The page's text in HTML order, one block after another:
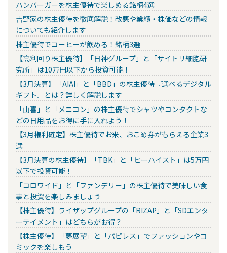
ハンバーガーを株主優待で楽しめる銘柄4選
吉野家の株主優待を徹底解説！改悪や業績・株価などの情報
についても紹介します
株主優待でコーヒーが飲める！銘柄3選
【高利回り株主優待】「日神グループ」と「サイトリ細胞研
究所」は10万円以下から投資可能！
【3月決算】「AIAI」と「BBD」の株主優待『選べるデジタル
ギフト』とは？詳しく解説します
「山喜」と「メニコン」の株主優待でシャツやコンタクトな
どの日用品をお得に手に入れよう！
【3月権利確定】株主優待でお米、おこめ券がもらえる企業3
選
【3月決算の株主優待】「TBK」と「ヒーハイスト」は5万円
以下で投資可能！
「コロワイド」と「ファンデリー」の株主優待で美味しい食
事と投資を楽しみましょう
【株主優待】ライザップグループの「RIZAP」と「SDエンタ
ーテイメント」はどちらがお得？
【株主優待】「夢展望」と「パピレス」でファッションやコ
ミックを楽しもう